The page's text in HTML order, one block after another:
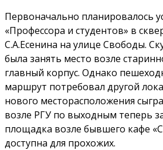
Первоначально планировалось
«Профессора и студентов» в
С.А.Есенина на улице Свободы.
была занять место возле
главный корпус. Однако
маршрут потребовал другой
нового месторасположения
возле РГУ по выходным теперь
площадка возле бывшего кафе
доступна для прохожих.